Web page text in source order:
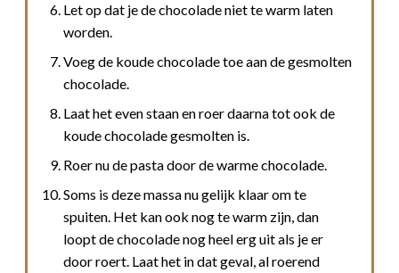
Let op dat je de chocolade niet te warm laten
worden.
Voeg de koude chocolade toe aan de gesmolten
chocolade.
Laat het even staan en roer daarna tot ook de
koude chocolade gesmolten is.
Roer nu de pasta door de warme chocolade.
Soms is deze massa nu gelijk klaar om te
spuiten. Het kan ook nog te warm zijn, dan
loopt de chocolade nog heel erg uit als je er
door roert. Laat het in dat geval, al roerend